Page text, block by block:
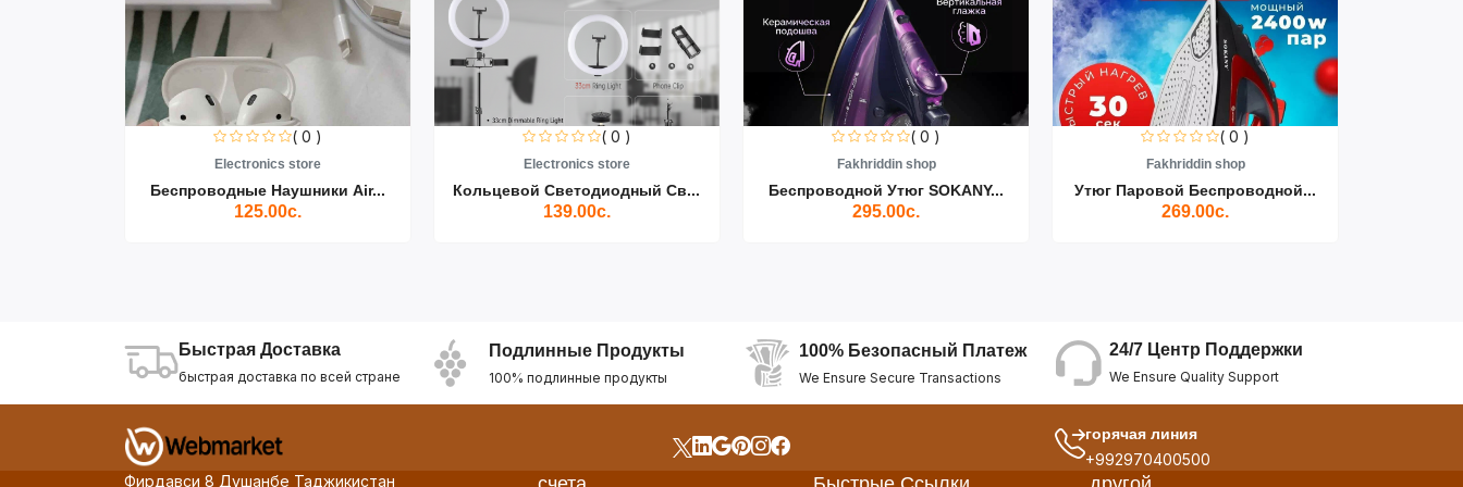
( 0 )
Electronics store
Беспроводные Наушники Air...
125.00с.
( 0 )
Electronics store
Кольцевой Светодиодный Св...
139.00с.
( 0 )
Fakhriddin shop
Беспроводной Утюг SOKANY...
295.00с.
( 0 )
Fakhriddin shop
Утюг Паровой Беспроводной...
269.00с.
Быстрая Доставка
быстрая доставка по всей стране
Подлинные Продукты
100% подлинные продукты
100% Безопасный Платеж
We Ensure Secure Transactions
24/7 Центр Поддержки
We Ensure Quality Support
горячая линия
+992970400500
Фирдавси 8 Душанбе Таджикистан